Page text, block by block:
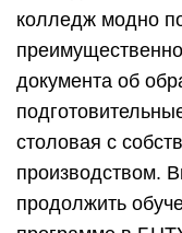
Специальность
Парикмахерское
искусство и
декоративная